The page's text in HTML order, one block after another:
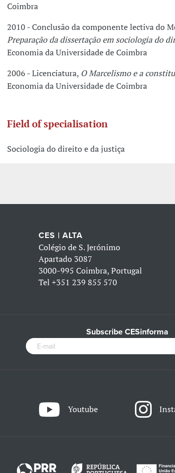
Coimbra
2010 - Conclusão da componente lectiva do
Preparação da dissertação em sociologia do
Economia da Universidade de Coimbra
2006 - Licenciatura, O Marcelismo e a
Economia da Universidade de Coimbra
Field of specialisation
Sociologia do direito e da justiça
CES | ALTA
Colégio de S. Jerónimo
Apartado 3087
3000-995 Coimbra, Portugal
Tel+351 239 855 570
Subscribe CESinforma
Youtube